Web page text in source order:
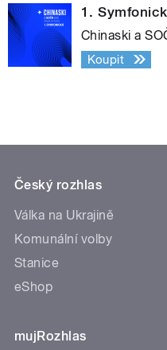
1.
Chinaski a
Koupit
Český rozhlas
Válka na Ukrajině
Komunální volby
Stanice
eShop
mujRozhlas